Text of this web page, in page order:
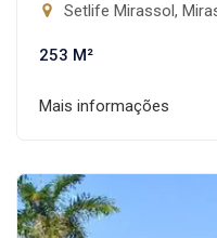
Setlife Mirassol,
253 M²
Mais informações